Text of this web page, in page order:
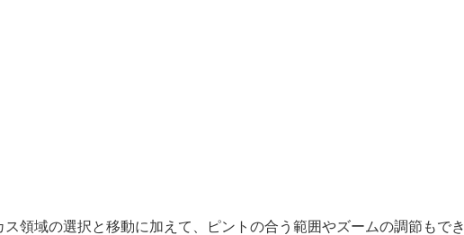
領域の選択と移動に加えて、ピントの合う範囲やズームの調節もでき